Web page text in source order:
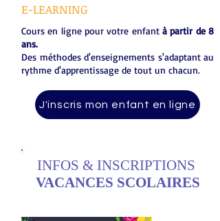
E-LEARNING
Cours en ligne pour votre enfant à partir de 8
ans.
Des méthodes d'enseignements s'adaptant au
rythme d'apprentissage de tout un chacun.
J'inscris mon enfant en ligne
INFOS & INSCRIPTIONS
VACANCES SCOLAIRES